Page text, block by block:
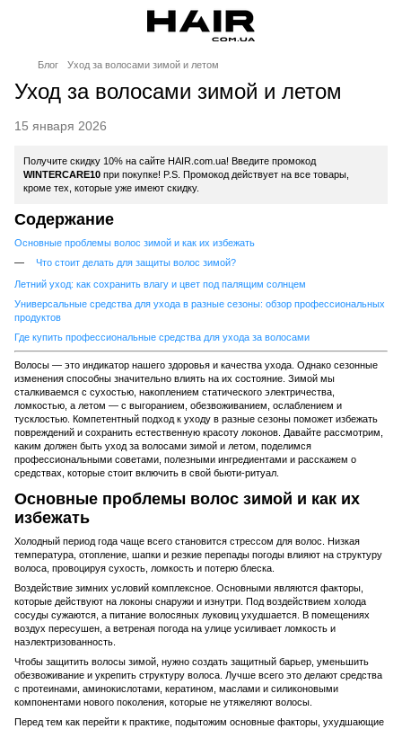
Блог Уход за волосами зимой и летом
Уход за волосами зимой и летом
15 января 2026
Получите скидку 10% на сайте HAIR.com.ua! Введите промокод
WINTERCARE10 при покупке! P.S. Промокод действует на все товары,
кроме тех, которые уже имеют скидку.
Содержание
Основные проблемы волос зимой и как их избежать
Что стоит делать для защиты волос зимой?
Летний уход: как сохранить влагу и цвет под палящим солнцем
Универсальные средства для ухода в разные сезоны: обзор профессиональных
продуктов
Где купить профессиональные средства для ухода за волосами
Волосы — это индикатор нашего здоровья и качества ухода. Однако сезонные
изменения способны значительно влиять на их состояние. Зимой мы
сталкиваемся с сухостью, накоплением статического электричества,
ломкостью, а летом — с выгоранием, обезвоживанием, ослаблением и
тусклостью. Компетентный подход к уходу в разные сезоны поможет избежать
повреждений и сохранить естественную красоту локонов. Давайте рассмотрим,
каким должен быть уход за волосами зимой и летом, поделимся
профессиональными советами, полезными ингредиентами и расскажем о
средствах, которые стоит включить в свой бьюти-ритуал.
Основные проблемы волос зимой и как их
избежать
Холодный период года чаще всего становится стрессом для волос. Низкая
температура, отопление, шапки и резкие перепады погоды влияют на структуру
волоса, провоцируя сухость, ломкость и потерю блеска.
Воздействие зимних условий комплексное. Основными являются факторы,
которые действуют на локоны снаружи и изнутри. Под воздействием холода
сосуды сужаются, а питание волосяных луковиц ухудшается. В помещениях
воздух пересушен, а ветреная погода на улице усиливает ломкость и
наэлектризованность.
Чтобы защитить волосы зимой, нужно создать защитный барьер, уменьшить
обезвоживание и укрепить структуру волоса. Лучше всего это делают средства
с протеинами, аминокислотами, кератином, маслами и силиконовыми
компонентами нового поколения, которые не утяжеляют волосы.
Перед тем как перейти к практике, подытожим основные факторы, ухудшающие